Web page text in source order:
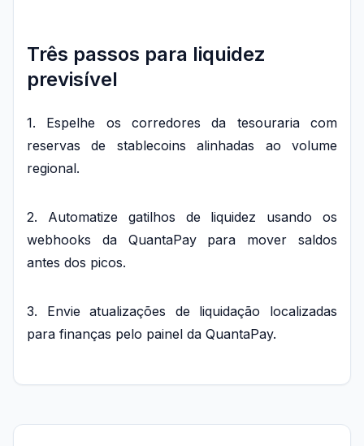
Três passos para liquidez
previsível
1. Espelhe os corredores da tesouraria com
reservas de stablecoins alinhadas ao volume
regional.
2. Automatize gatilhos de liquidez usando os
webhooks da QuantaPay para mover saldos
antes dos picos.
3. Envie atualizações de liquidação localizadas
para finanças pelo painel da QuantaPay.